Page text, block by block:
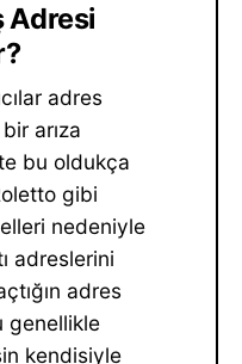
Adresi
adres
arıza
bu oldukça
gibi
nedeniyle
adreslerini
adres
genellikle
kendisiyle